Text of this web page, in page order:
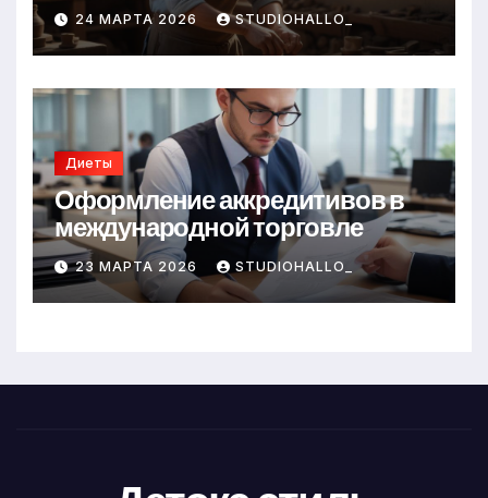
24 МАРТА 2026 STUDIOHALLO_
Диеты
Оформление аккредитивов в
международной торговле
23 МАРТА 2026 STUDIOHALLO_